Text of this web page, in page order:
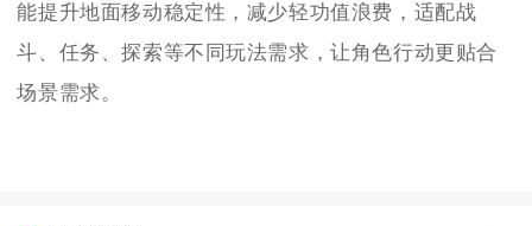
能提升地面移动稳定性，减少轻功值浪费，适配战
斗、任务、探索等不同玩法需求，让角色行动更贴合
场景需求。